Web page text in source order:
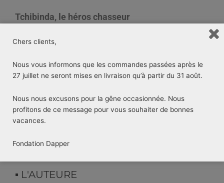
Tchibinda, le héros chasseur
Première collection de livres d’arts africains pour
douze ans à découvrir le patrimoine artistique
des peuples de l’Afrique subsaharienne.
gigantesques.
Découvrez d’autres titres de la collection
▪︎ L'AUTEURE
Chers clients,
Nous vous informons que les commandes passées après le
27 juillet ne seront mises en livraison qu’à partir du 31 août.
Nous nous excusons pour la gêne occasionnée. Nous
profitons de ce message pour vous souhaiter de bonnes
vacances.
Fondation Dapper